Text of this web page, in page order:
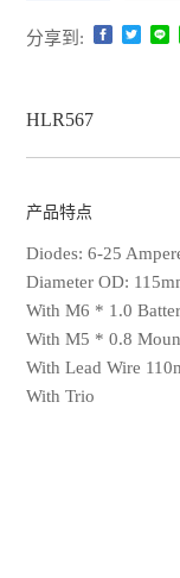
分享到:
HLR567
产品特点
Diodes: 6-25
Diameter OD:
With M6 * 1.0
With M5 * 0.8
With Lead Wire
With Trio